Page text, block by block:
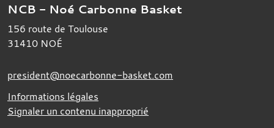
NCB - Noé Carbonne Basket
156 route de Toulouse
31410 NOÉ
president@noecarbonne-basket.com
Informations légales
Signaler un contenu inapproprié